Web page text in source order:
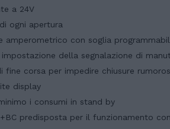
a 24V
ogni apertura
amperometrico con soglia
della segnalazione di
corsa per impedire chiusure
display
i consumi in stand by
predisposta per il funzionamento